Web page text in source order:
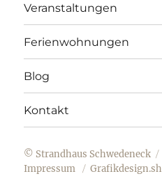
Veranstaltungen
Ferienwohnungen
Blog
Kontakt
© Strandhaus Schwedeneck
Impressum
Grafikdesign.sh